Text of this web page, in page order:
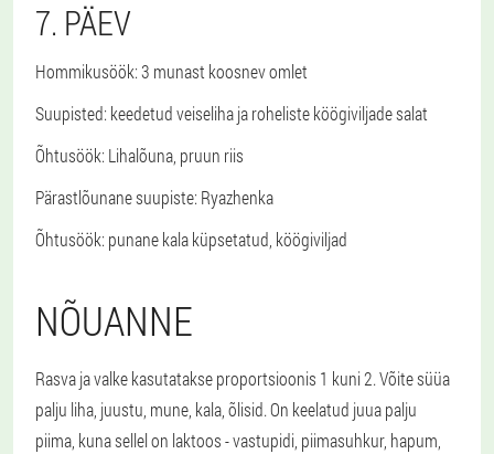
7. PÄEV
Hommikusöök: 3 munast koosnev omlet
Suupisted: keedetud veiseliha ja roheliste köögiviljade salat
Õhtusöök: Lihalõuna, pruun riis
Pärastlõunane suupiste: Ryazhenka
Õhtusöök: punane kala küpsetatud, köögiviljad
NÕUANNE
Rasva ja valke kasutatakse proportsioonis 1 kuni 2. Võite süüa
palju liha, juustu, mune, kala, õlisid. On keelatud juua palju
piima, kuna sellel on laktoos - vastupidi, piimasuhkur, hapum,